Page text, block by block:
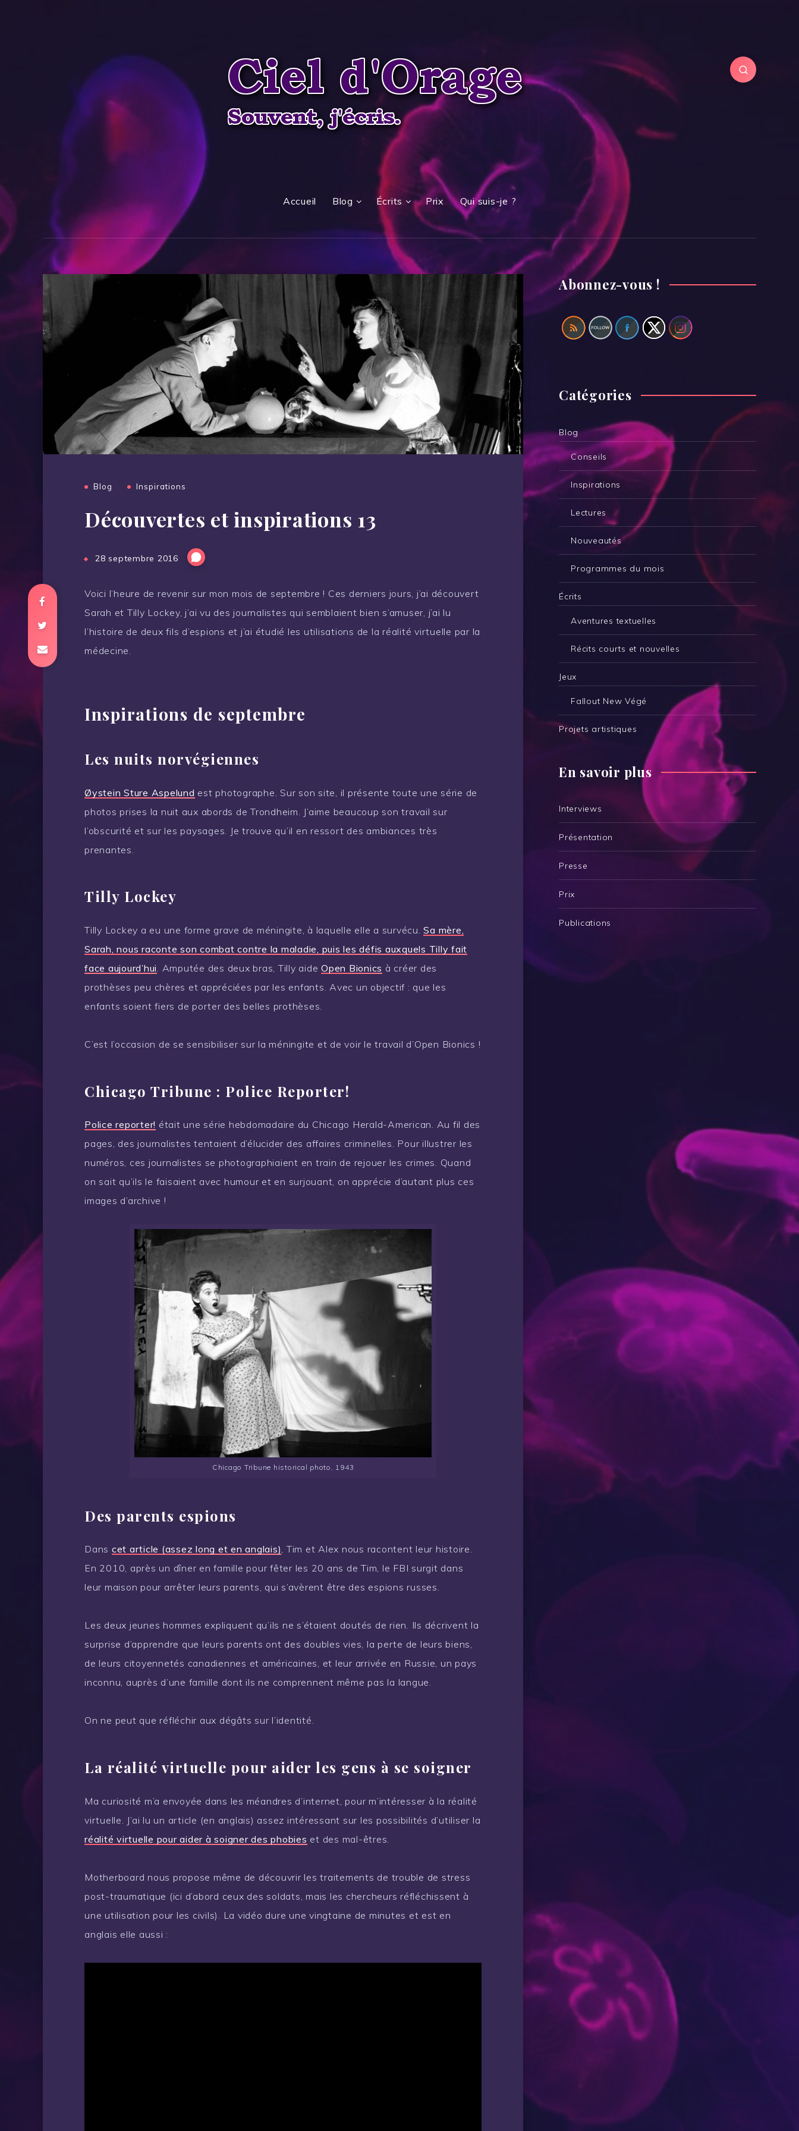
Accueil Blog Écrits Prix Qui suis-je ?
Blog Inspirations
Découvertes et inspirations 13
28 septembre 2016
Voici l’heure de revenir sur mon mois de septembre ! Ces derniers jours, j’ai découvert
Sarah et Tilly Lockey, j’ai vu des journalistes qui semblaient bien s’amuser, j’ai lu
l’histoire de deux fils d’espions et j’ai étudié les utilisations de la réalité virtuelle par la
médecine.
Inspirations de septembre
Les nuits norvégiennes
Øystein Sture Aspelund est photographe. Sur son site, il présente toute une série de
photos prises la nuit aux abords de Trondheim. J’aime beaucoup son travail sur
l’obscurité et sur les paysages. Je trouve qu’il en ressort des ambiances très
prenantes.
Tilly Lockey
Tilly Lockey a eu une forme grave de méningite, à laquelle elle a survécu.Sa mère,
Sarah, nous raconte son combat contre la maladie, puis les défis auxquels Tilly fait
face aujourd’hui . Amputée des deux bras, Tilly aide Open Bionics à créer des
prothèses peu chères et appréciées par les enfants. Avec un objectif : que les
enfants soient fiers de porter des belles prothèses.
C’est l’occasion de se sensibiliser sur la méningite et de voir le travail d’Open Bionics !
Chicago Tribune : Police Reporter!
Police reporter! était une série hebdomadaire du Chicago Herald-American. Au fil des
pages, des journalistes tentaient d’élucider des affaires criminelles. Pour illustrer les
numéros, ces journalistes se photographiaient en train de rejouer les crimes. Quand
on sait qu’ils le faisaient avec humour et en surjouant, on apprécie d’autant plus ces
images d’archive !
Chicago Tribune historical photo, 1943
Des parents espions
Dans cet article (assez long et en anglais), Tim et Alex nous racontent leur histoire.
En 2010, après un dîner en famille pour fêter les 20 ans de Tim, le FBI surgit dans
leur maison pour arrêter leurs parents, qui s’avèrent être des espions russes.
Les deux jeunes hommes expliquent qu’ils ne s’étaient doutés de rien. Ils décrivent la
surprise d’apprendre que leurs parents ont des doubles vies, la perte de leurs biens,
de leurs citoyennetés canadiennes et américaines, et leur arrivée en Russie, un pays
inconnu, auprès d’une famille dont ils ne comprennent même pas la langue.
On ne peut que réfléchir aux dégâts sur l’identité.
La réalité virtuelle pour aider les gens à se soigner
Ma curiosité m’a envoyée dans les méandres d’internet, pour m’intéresser à la réalité
virtuelle. J’ai lu un article (en anglais) assez intéressant sur les possibilités d’utiliser la
réalité virtuelle pour aider à soigner des phobies et des mal-êtres.
Motherboard nous propose même de découvrir les traitements de trouble de stress
post-traumatique (ici d’abord ceux des soldats, mais les chercheurs réfléchissent à
une utilisation pour les civils). La vidéo dure une vingtaine de minutes et est en
anglais elle aussi :
Abonnez-vous !
Catégories
Blog
Conseils
Inspirations
Lectures
Nouveautés
Programmes du mois
Écrits
Aventures textuelles
Récits courts et nouvelles
Jeux
Fallout New Végé
Projets artistiques
En savoir plus
Interviews
Présentation
Presse
Prix
Publications